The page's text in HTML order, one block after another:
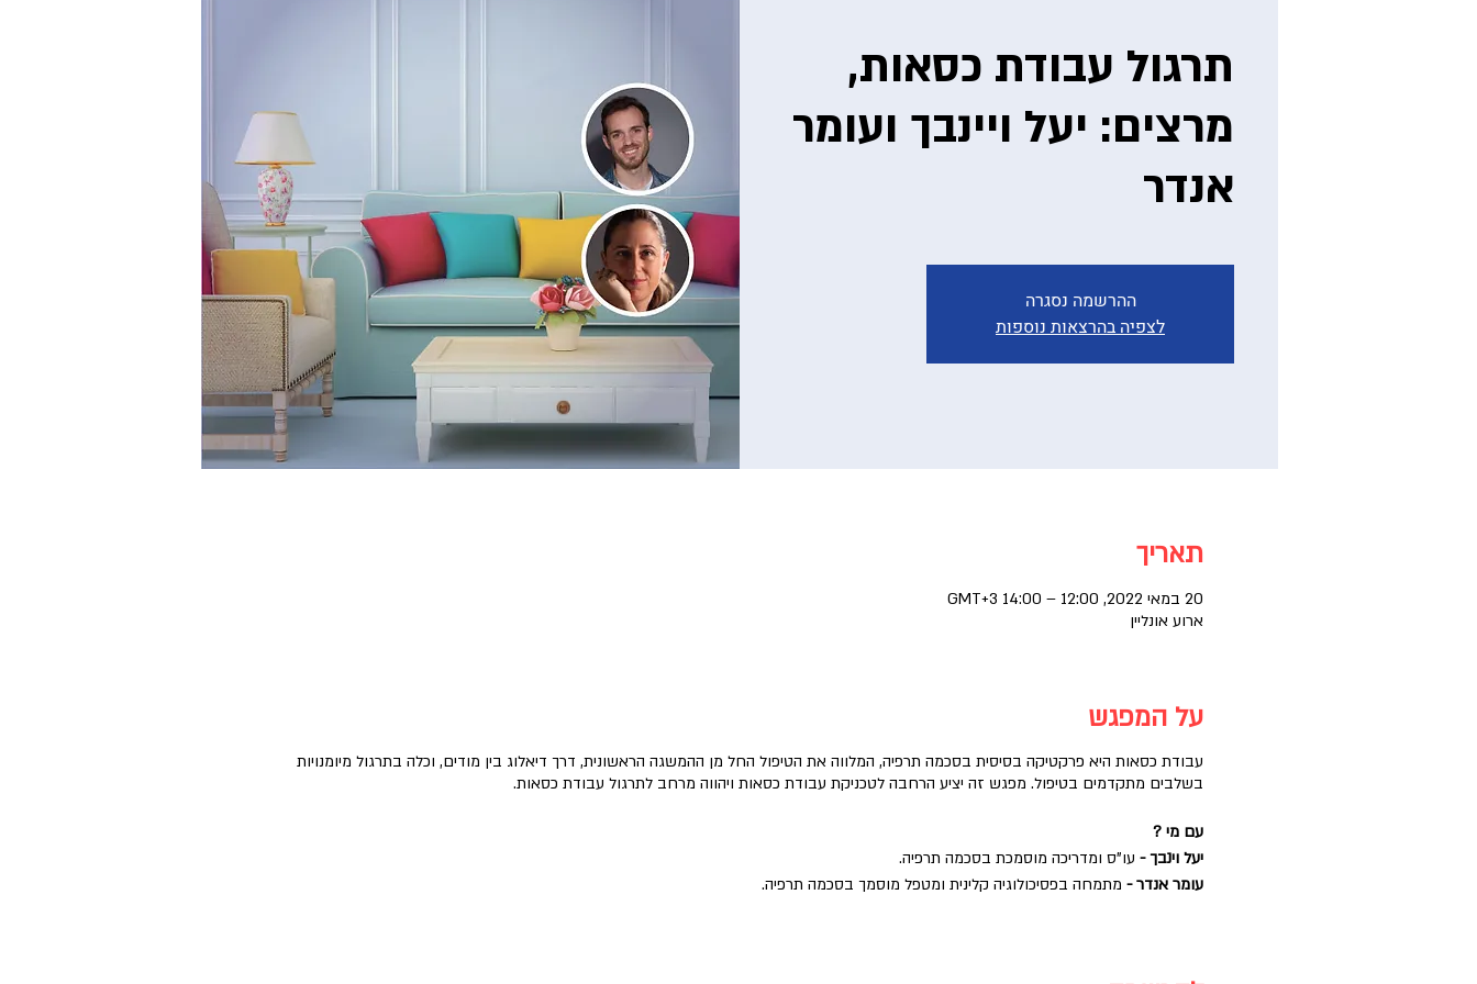
תרגול עבודת כסאות,
מרצים: יעל ויינבך ועומר
אנדר
ההרשמה נסגרה
לצפיה בהרצאות נוספות
תאריך
20 במאי 2022, 12:00 – 14:00 GMT‎+3‎
ארוע אונליין
על המפגש
עבודת כסאות היא פרקטיקה בסיסית בסכמה תרפיה, המלווה את הטיפול החל מן ההמשגה הראשונית, דרך דיאלוג בין מודים, וכלה בתרגול מיומנויות
בשלבים מתקדמים בטיפול. מפגש זה יציע הרחבה לטכניקת עבודת כסאות ויהווה מרחב לתרגול עבודת כסאות.
עם מי ?
יעל וינבך - עו"ס ומדריכה מוסמכת בסכמה תרפיה.
עומר אנדר - מתמחה בפסיכולוגיה קלינית ומטפל מוסמך בסכמה תרפיה.